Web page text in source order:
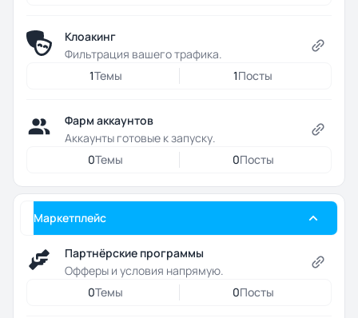
Клоакинг
Фильтрация вашего трафика.
1Темы 1Посты
Фарм аккаунтов
Аккаунты готовые к запуску.
0Темы 0Посты
Маркетплейс
Партнёрские программы
Офферы и условия напрямую.
0Темы 0Посты